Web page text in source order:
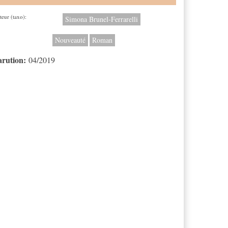
(taxo): Simona Brunel-Ferrarelli
Nouveauté Roman
04/2019